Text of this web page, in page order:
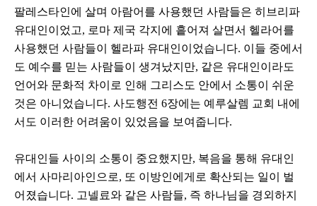
팔레스타인에 살며 아람어를 사용했던 사람들은 히브리파
유대인이었고, 로마 제국 각지에 흩어져 살면서 헬라어를
사용했던 사람들이 헬라파 유대인이었습니다. 이들 중에서
도 예수를 믿는 사람들이 생겨났지만, 같은 유대인이라도
언어와 문화적 차이로 인해 그리스도 안에서 소통이 쉬운
것은 아니었습니다. 사도행전 6장에는 예루살렘 교회 내에
서도 이러한 어려움이 있었음을 보여줍니다.
유대인들 사이의 소통이 중요했지만, 복음을 통해 유대인
에서 사마리아인으로, 또 이방인에게로 확산되는 일이 벌
어졌습니다. 고넬료와 같은 사람들, 즉 하나님을 경외하지